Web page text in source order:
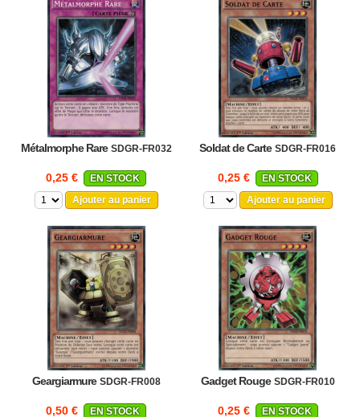
Métalmorphe Rare SDGR-FR032
0,25 €
EN STOCK
Ajouter au panier
Soldat de Carte SDGR-FR016
0,25 €
EN STOCK
Ajouter au panier
Geargiarmure SDGR-FR008
0,50 € EN STOCK
Gadget Rouge SDGR-FR010
0,25 € EN STOCK